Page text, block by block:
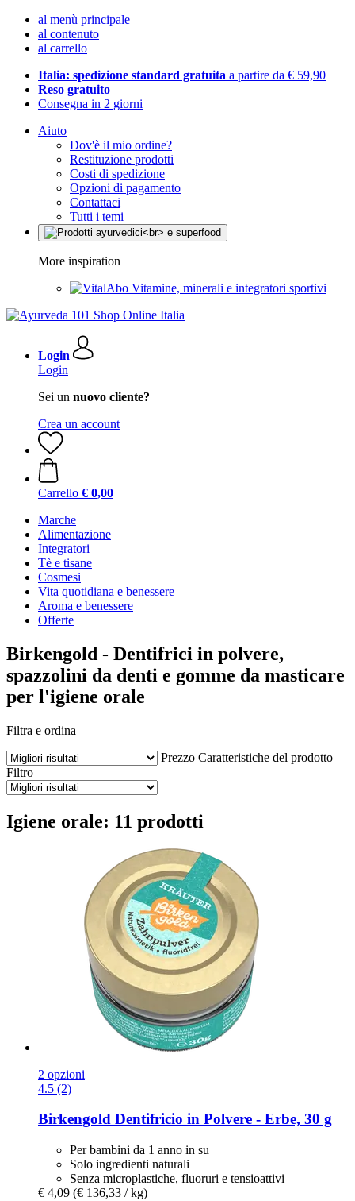
al menù principale
al contenuto
al carrello
Italia: spedizione standard gratuita a partire da € 59,90
Reso gratuito
Consegna in 2 giorni
Aiuto
Dov'è il mio ordine?
Restituzione prodotti
Costi di spedizione
Opzioni di pagamento
Contattaci
Tutti i temi
More inspiration
Vitamine, minerali e integratori sportivi
Login
Login
Sei un nuovo cliente?
Crea un account
Carrello € 0,00
Marche
Alimentazione
Integratori
Tè e tisane
Cosmesi
Vita quotidiana e benessere
Aroma e benessere
Offerte
Birkengold - Dentifrici in polvere,
spazzolini da denti e gomme da masticare
per l'igiene orale
Filtra e ordina
Prezzo Caratteristiche del prodotto
Filtro
Igiene orale: 11 prodotti
2 opzioni
4.5 (2)
Birkengold Dentifricio in Polvere -​ Erbe, 30 g
Per bambini da 1 anno in su
Solo ingredienti naturali
Senza microplastiche, fluoruri e tensioattivi
€ 4,09 (€ 136,33 / kg)